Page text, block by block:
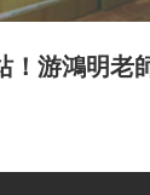
！游鴻明老